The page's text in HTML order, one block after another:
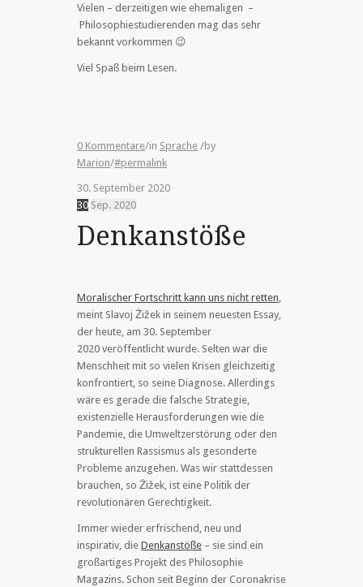
Vielen – derzeitigen wie ehemaligen –
Philosophiestudierenden mag das sehr
bekannt vorkommen 😉
Viel Spaß beim Lesen.
0 Kommentare/in Sprache /by
Marion/#permalink
30. September 2020
30 Sep. 2020
Denkanstöße
Moralischer Fortschritt kann uns nicht retten,
meint Slavoj Žižek in seinem neuesten Essay,
der heute, am 30. September
2020 veröffentlicht wurde. Selten war die
Menschheit mit so vielen Krisen gleichzeitig
konfrontiert, so seine Diagnose. Allerdings
wäre es gerade die falsche Strategie,
existenzielle Herausforderungen wie die
Pandemie, die Umweltzerstörung oder den
strukturellen Rassismus als gesonderte
Probleme anzugehen. Was wir stattdessen
brauchen, so Žižek, ist eine Politik der
revolutionären Gerechtigkeit.
Immer wieder erfrischend, neu und
inspirativ, die Denkanstöße – sie sind ein
großartiges Projekt des Philosophie
Magazins. Schon seit Beginn der Coronakrise